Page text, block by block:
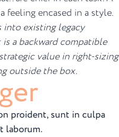
feeling encased in a style.
existing legacy
a backward compatible
value in right-sizing
outside the box.
proident, sunt in culpa
laborum.